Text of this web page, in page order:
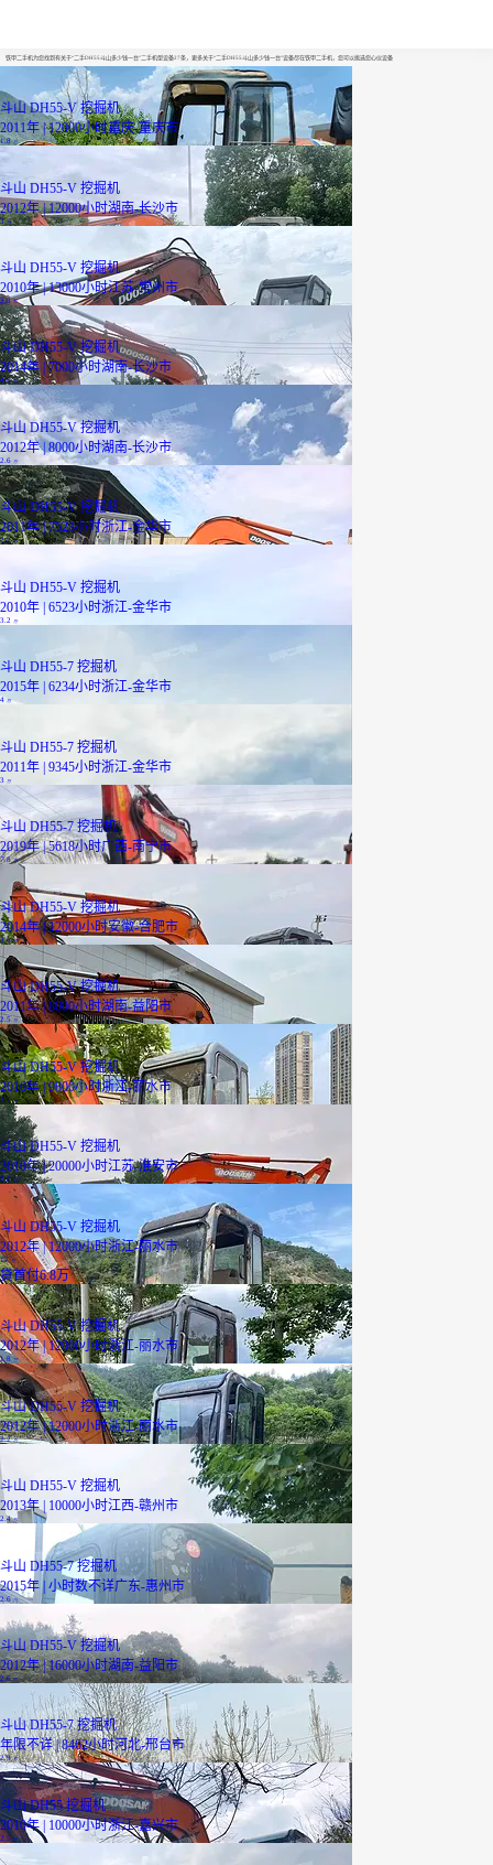
铁甲二手机为您找到有关于“二手DH55斗山多少钱一台”二手机型设备27条，更多关于“二手DH55斗山多少钱一台”设备尽在铁甲二手机，您可以挑选您心仪设备
斗山 DH55-V 挖掘机
2011年 | 12000小时重庆-重庆市
1.8万
斗山 DH55-V 挖掘机
2012年 | 12000小时湖南-长沙市
3 万
斗山 DH55-V 挖掘机
2010年 | 13000小时江苏-常州市
2.3 万
斗山 DH55-V 挖掘机
2014年 | 7000小时湖南-长沙市
4.6万
斗山 DH55-V 挖掘机
2012年 | 8000小时湖南-长沙市
2.6 万
斗山 DH55-V 挖掘机
2011年 | 7523小时浙江-金华市
2.8 万
斗山 DH55-V 挖掘机
2010年 | 6523小时浙江-金华市
3.2 万
斗山 DH55-7 挖掘机
2015年 | 6234小时浙江-金华市
4 万
斗山 DH55-7 挖掘机
2011年 | 9345小时浙江-金华市
3 万
斗山 DH55-7 挖掘机
2019年 | 5618小时广西-南宁市
7.8万
斗山 DH55-V 挖掘机
2014年 | 12000小时安徽-合肥市
3.8 万
斗山 DH55-V 挖掘机
2011年 | 8000小时湖南-益阳市
2.5 万
斗山 DH55-V 挖掘机
2016年 | 9800小时浙江-丽水市
3.7万
斗山 DH55-V 挖掘机
2010年 | 20000小时江苏-淮安市
2.8 万
斗山 DH55-V 挖掘机
2012年 | 12000小时浙江-丽水市
17 万
贷首付6.8万
斗山 DH55-V 挖掘机
2012年 | 12000小时浙江-丽水市
1.8万
斗山 DH55-V 挖掘机
2012年 | 12000小时浙江-丽水市
2.2万
斗山 DH55-V 挖掘机
2013年 | 10000小时江西-赣州市
2.4万
斗山 DH55-7 挖掘机
2015年 | 小时数不详广东-惠州市
2.6 万
斗山 DH55-V 挖掘机
2012年 | 16000小时湖南-益阳市
2.6万
斗山 DH55-7 挖掘机
年限不详 | 8462小时河北-邢台市
2.9万
斗山 DH55 挖掘机
2010年 | 10000小时浙江-嘉兴市
2.5 万